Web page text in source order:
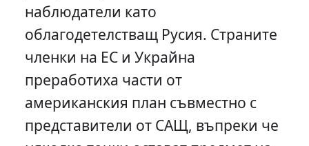
наблюдатели като
облагодетелстващ Русия. Страните
членки на ЕС и Украйна
преработиха части от
американския план съвместно с
представители от САЩ, въпреки че